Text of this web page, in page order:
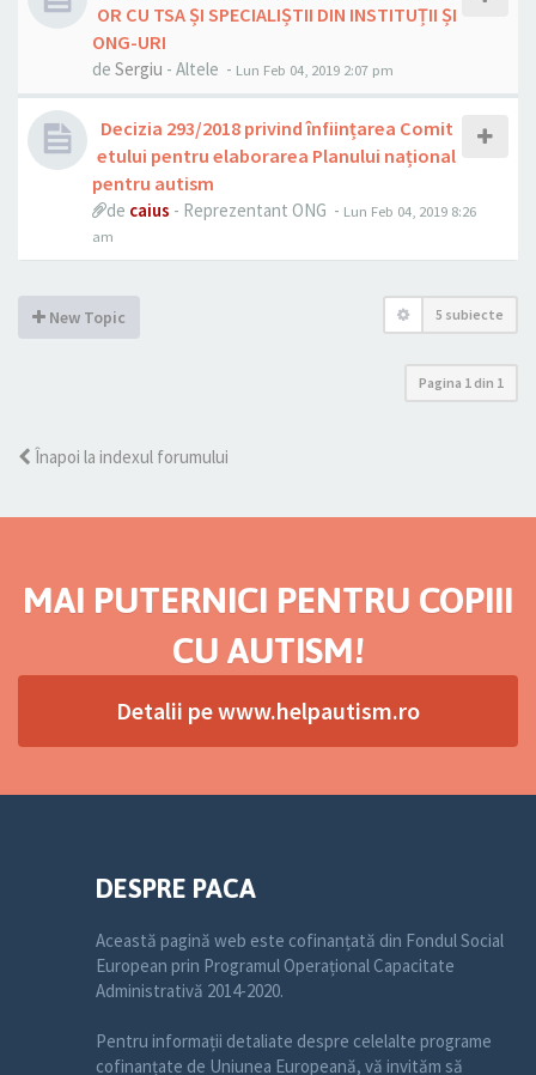
OR CU TSA ȘI SPECIALIȘTII DIN INSTITUȚII ȘI
ONG-URI
de Sergiu - Altele - Lun Feb 04, 2019 2:07 pm
Decizia 293/2018 privind înființarea Comit
etului pentru elaborarea Planului național
pentru autism
de caius - Reprezentant ONG - Lun Feb 04, 2019 8:26
am
New Topic 5 subiecte
Pagina 1 din 1
Înapoi la indexul forumului
MAI PUTERNICI PENTRU COPIII
CU AUTISM!
Detalii pe www.helpautism.ro
DESPRE PACA
Această pagină web este cofinanțată din Fondul Social
European prin Programul Operațional Capacitate
Administrativă 2014-2020.
Pentru informații detaliate despre celelalte programe
cofinanțate de Uniunea Europeană, vă invităm să